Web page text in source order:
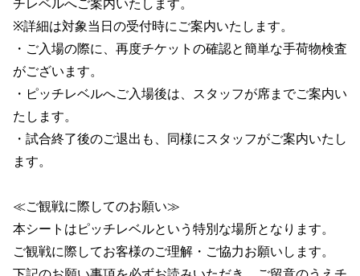
※詳細は対象当日の受付時にご案内いたします。
・ご入場の際に、再度チケットの確認と簡単な手荷物検査
がございます。
・ピッチレベルへご入場後は、スタッフが席までご案内い
たします。
・試合終了後のご退出も、同様にスタッフがご案内いたし
ます。
≪ご観戦に際してのお願い≫
本シートはピッチレベルという特別な場所となります。
ご観戦に際してお客様のご理解・ご協力お願いします。